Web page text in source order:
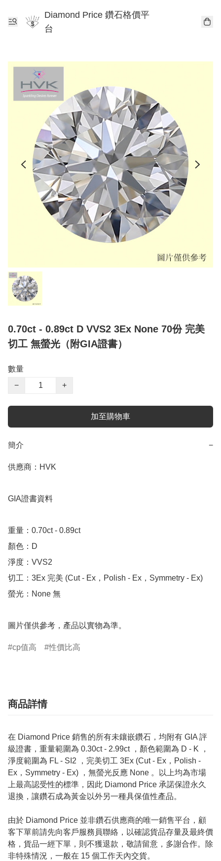
Diamond Price 鑽石格價平
台
0.70ct - 0.89ct D VVS2 3Ex None 70份 完美
切工 無螢光（附GIA證書）
數量
−
+
加至購物車
簡介 −
供應商：HVK
GIA證書資料
重量：0.70ct - 0.89ct
顏色：D
淨度：VVS2
切工：3Ex 完美 (Cut - Ex，Polish - Ex，Symmetry - Ex)
螢光：None 無
圖片僅供參考，產品以實物為準。
cp值高 性價比高
商品詳情
在 Diamond Price 銷售的所有未鑲嵌鑽石，均附有 GIA 評
級證書，重量範圍為 0.30ct - 2.99ct ，顏色範圍為 D - K ，
淨度範圍為 FL - SI2 ，完美切工 3Ex (Cut - Ex，Polish -
Ex，Symmetry - Ex) ，無螢光反應 None 。以上均為市場
上最高認受性的標準，因此 Diamond Price 承諾保證永久
退換，讓鑽石成為黃金以外另一種具保值性產品。
由於 Diamond Price 並非鑽石供應商的唯一銷售平台，顧
客下單前請先向客戶服務員聯絡，以確認貨品存量及最終價
格，貨品一經下單，則不獲退款，敬請留意，多謝合作。除
非特殊情況，一般在 15 個工作天內交貨。